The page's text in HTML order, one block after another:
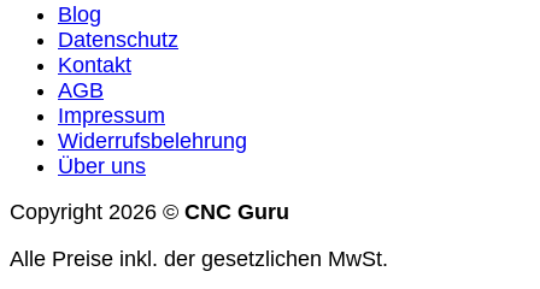
Blog
Datenschutz
Kontakt
AGB
Impressum
Widerrufsbelehrung
Über uns
Copyright 2026 © CNC Guru
Alle Preise inkl. der gesetzlichen MwSt.